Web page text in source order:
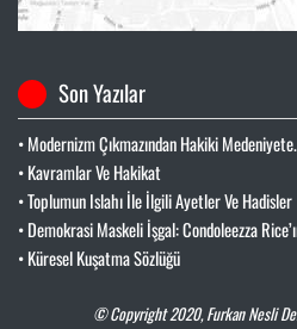
Son Yazılar
• Modernizm Çıkmazından Hakiki
• Kavramlar Ve Hakikat
• Toplumun Islahı İle İlgili Ayetler Ve Hadisler
• Demokrasi Maskeli İşgal: Condoleezza
• Küresel Kuşatma Sözlüğü
© Copyright 2020,Furkan Nesli